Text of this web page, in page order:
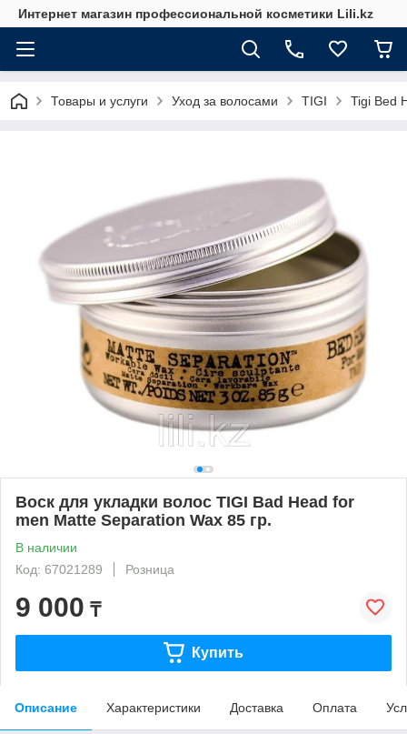
Интернет магазин профессиональной косметики Lili.kz
Товары и услуги Уход за волосами TIGI Tigi Bed
Воск для укладки волос TIGI Bad Head for
men Matte Separation Wax 85 гр.
В наличии
Код: 67021289
Розница
9 000 ₸
Купить
Описание Характеристики Доставка Оплата